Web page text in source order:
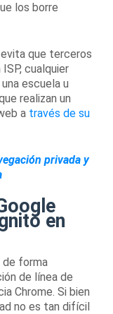
los borre
que terceros
cualquier
escuela u
realizan un
a través de su
privada y
en
de forma
de línea de
Chrome. Si bien
no es tan difícil